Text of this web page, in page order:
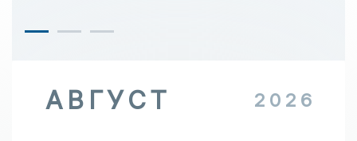
АВГУСТ 2026